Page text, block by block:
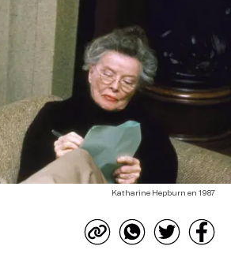
Katharine Hepburn en 1987